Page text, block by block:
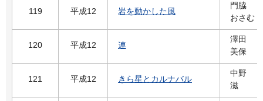
119 平成12 岩を動かした風
門脇
おさむ
120 平成12 連
澤田
美保
121 平成12 きら星とカルナバル
中野
滋